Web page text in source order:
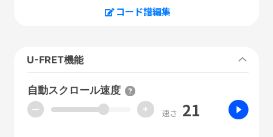
コード譜編集
U-FRET機能
自動スクロール速度
ー + 速さ 21